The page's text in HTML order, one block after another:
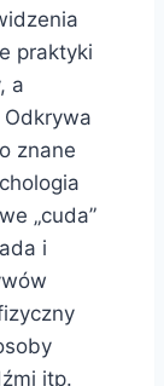
praktyki
a
Odkrywa
znane
„cuda”
i
itp.